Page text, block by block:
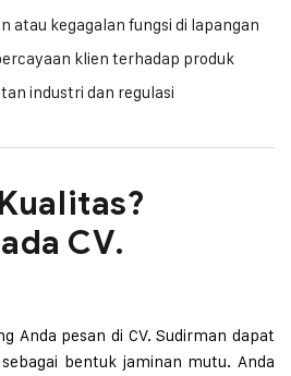
atau kegagalan fungsi di lapangan
klien terhadap produk
industri dan regulasi
CV.
Anda pesan di CV. Sudirman dapat
bentuk jaminan mutu. Anda